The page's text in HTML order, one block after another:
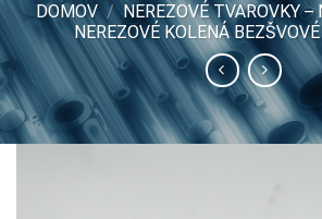
DOMOV / NEREZOVÉ TVAROVKY –
NEREZOVÉ KOLENÁ